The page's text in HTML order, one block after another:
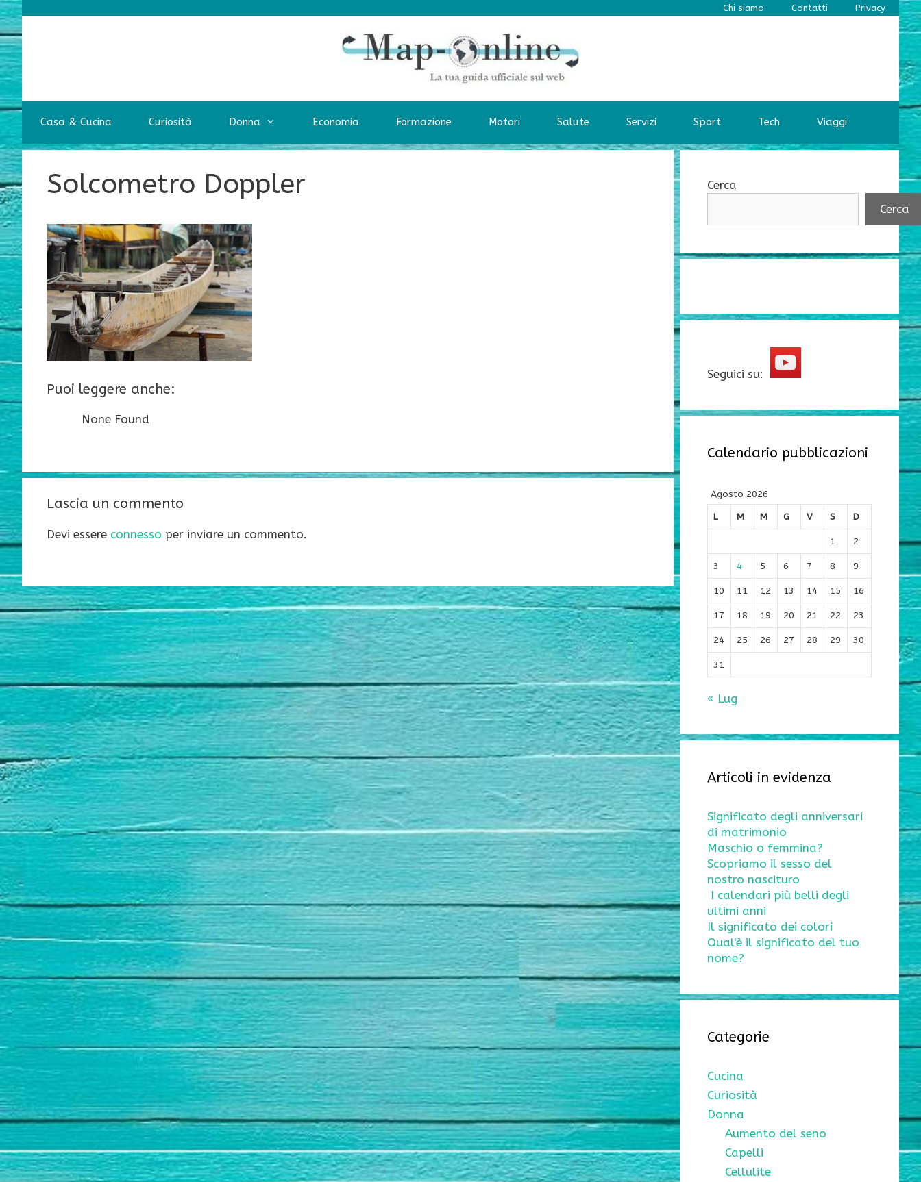
Vai
al
contenuto
Chi siamo Contatti Privacy
Casa & Cucina Curiosità Donna Economia Formazione Motori Salute Servizi Sport Tech Viaggi
Solcometro Doppler
Puoi leggere anche:
None Found
Lascia un commento
Devi essere connesso per inviare un commento.
Cerca
Cerca
Seguici su:
Calendario pubblicazioni
Agosto 2026
L
M M G V S D
1 2
3 4 5 6 7 8 9
10 11 12 13 14 15 16
17 18 19 20 21 22 23
24 25 26 27 28 29 30
31
« Lug
Articoli in evidenza
Significato degli anniversari
di matrimonio
Maschio o femmina?
Scopriamo il sesso del
nostro nascituro
I calendari più belli degli
ultimi anni
Il significato dei colori
Qual'è il significato del tuo
nome?
Categorie
Cucina
Curiosità
Donna
Aumento del seno
Capelli
Cellulite